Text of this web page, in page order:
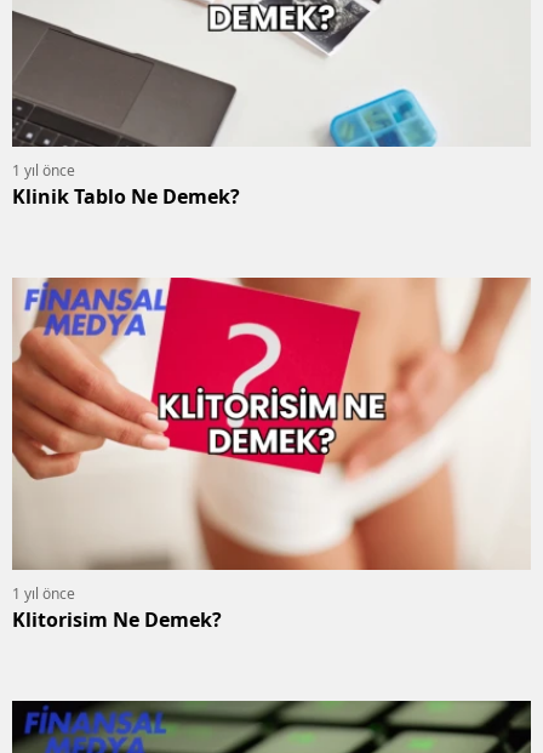
1 yıl önce
Klinik Tablo Ne Demek?
1 yıl önce
Klitorisim Ne Demek?